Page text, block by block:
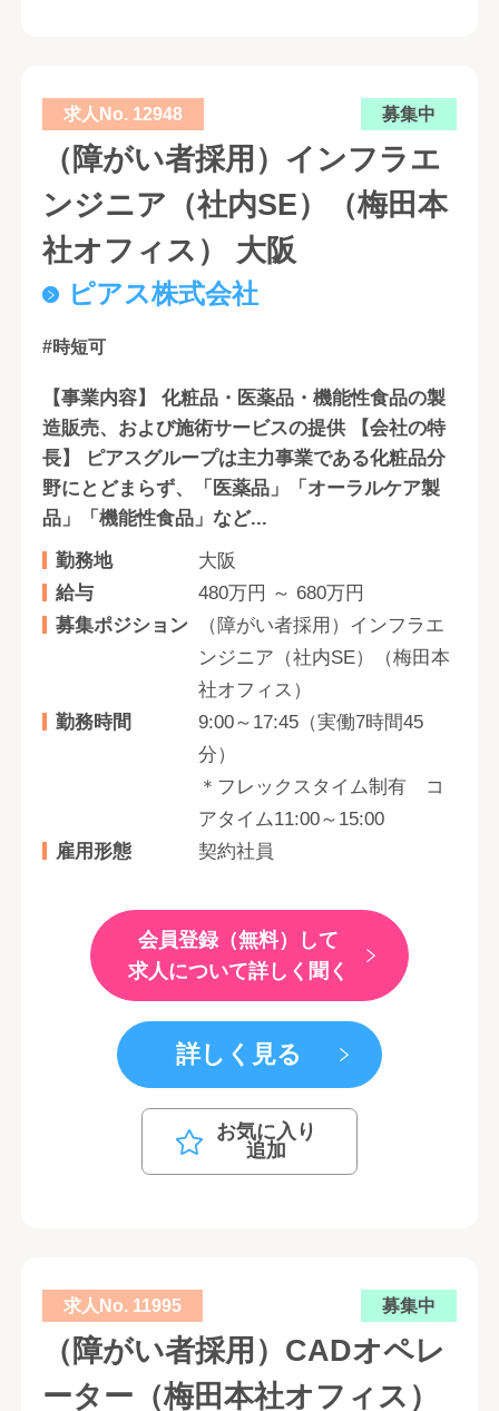
求人No. 12948 募集中
（障がい者採用）インフラエ
ンジニア（社内SE）（梅田本
社オフィス） 大阪
ピアス株式会社
#時短可
【事業内容】 化粧品・医薬品・機能性食品の製
造販売、および施術サービスの提供 【会社の特
長】 ピアスグループは主力事業である化粧品分
野にとどまらず、「医薬品」「オーラルケア製
品」「機能性食品」など...
勤務地
大阪
給与
480万円 ～ 680万円
募集ポジション
（障がい者採用）インフラエ
ンジニア（社内SE）（梅田本
社オフィス）
勤務時間
9:00～17:45（実働7時間45
分）
＊フレックスタイム制有 コ
アタイム11:00～15:00
雇用形態
契約社員
会員登録（無料）して
求人について詳しく聞く
詳しく見る
お気に入り
追加
求人No. 11995 募集中
（障がい者採用）CADオペレ
ーター（梅田本社オフィス）